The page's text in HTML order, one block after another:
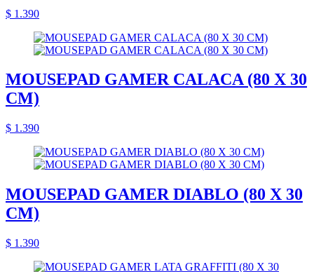
$ 1.390
MOUSEPAD GAMER CALACA (80 X 30
CM)
$ 1.390
MOUSEPAD GAMER DIABLO (80 X 30
CM)
$ 1.390